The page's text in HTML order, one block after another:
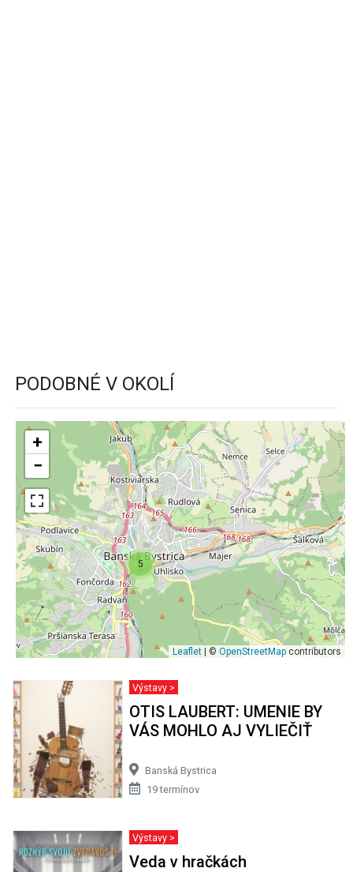
PODOBNÉ V OKOLÍ
5
+
−
Leaflet | © OpenStreetMap contributors
Výstavy >
OTIS LAUBERT: UMENIE BY
VÁS MOHLO AJ VYLIEČIŤ
Banská Bystrica
19 termínov
Výstavy >
Veda v hračkách